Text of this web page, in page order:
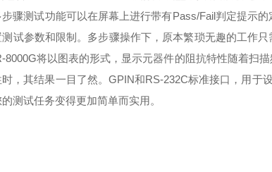
骤测试功能可以在屏幕上进行带有Pass/Fail判定提示
试参数和限制。多步骤操作下，原本繁琐无趣的工作
8000G将以图表的形式，显示元器件的阻抗特性随着扫
，其结果一目了然。GPIN和RS-232C标准接口，用于
测试任务变得更加简单而实用。